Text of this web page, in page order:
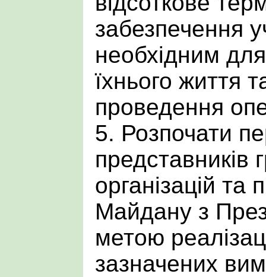
забезпечення
необхідним
їхнього життя
проведення
5. Розпочати
представників
організацій та
Майдану з
метою
зазначених